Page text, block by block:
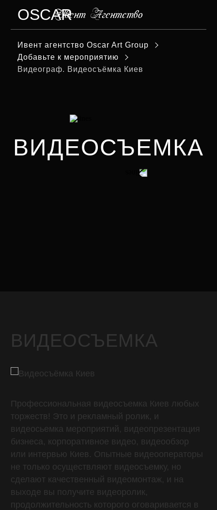
OSCARИвент Агентство
Ивент агентство Оscar Art Group
Добавьте к мероприятию
Видеограф. Видеосъёмка Киев
ВИДЕОСЪЕМКА
ВИДЕОСЪЕМКА
Профессиональная видеосъемка Киев любых
торжеств! Это и рекламный ролик, и
видеосьемка мероприятий, видеопрезентация
бизнеса, корпоративное видео, видеообзор
или интервью Киев. Опытные видеооператоры
не только осуществляют видеосъемку, но
сделают качественный видеомонтаж, и на
выходе вы получите видеоролик,
продолжительность которого оговаривается в